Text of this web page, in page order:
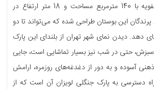
کبوترخانه‌های عصر صفویه با 140 مترمربع مساحت و 18 متر ارتفاع در
این بوستان طراحی شده که می‌تواند تا دو
دهد. دیدن نمای شهر تهران از بلندای این پارک
حتی در شب نیز بسیار تماشایی است، جایی
آسوده و به دور از دغدغه‌های روزمره، ارامش
دسترسی به پارک جنگلی لویزان آن است که از